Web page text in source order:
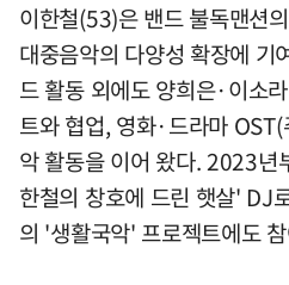
이한철(53)은 밴드 불독맨션
대중음악의 다양성 확장에 기
드 활동 외에도 양희은·이소
트와 협업, 영화·드라마
악 활동을 이어 왔다. 2023년
한철의 창호에 드린 햇살' DJ
의 '생활국악' 프로젝트에도